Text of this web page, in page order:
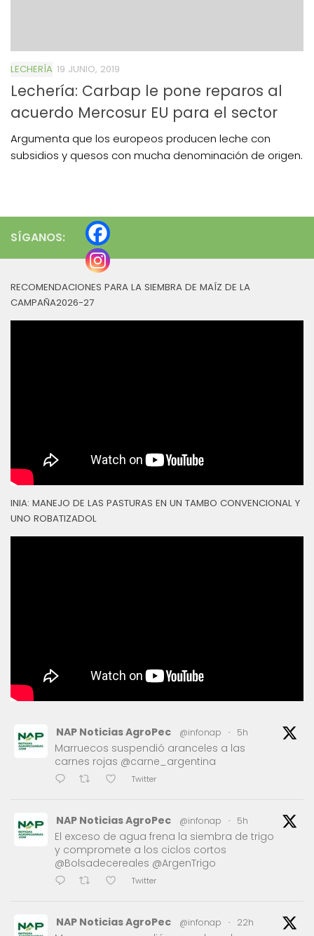
LECHERÍA 19 JUNIO, 2019
Lechería: Carbap le pone reparos al
acuerdo Mercosur EU para el sector
Argumenta que los europeos producen leche con
subsidios y quesos con mucha denominación de origen.
SÍGANOS:
RECOMENDACIONES PARA LA SIEMBRA DE MAÍZ DE LA
CAMPAÑA2026-27
INIA: MANEJO DE LAS PASTURAS EN UN TAMBO CONVENCIONAL Y
UNO ROBATIZADOL
NAP Noticias AgroPec @infonap · 5h
Marruecos suspendió aranceles a las
carnes rojas @carne_argentina
Twitter
NAP Noticias AgroPec @infonap · 5h
El exceso de agua frena la siembra de trigo
y compromete a los ciclos cortos
@Bolsadecereales @ArgenTrigo
Twitter
NAP Noticias AgroPec @infonap · 22h